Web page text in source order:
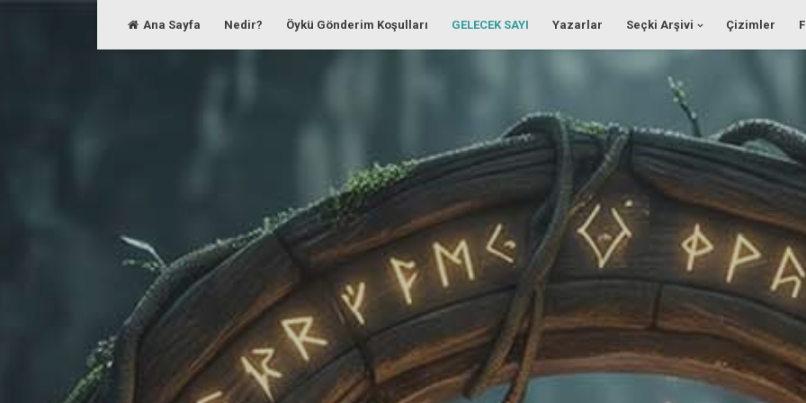
Ana Sayfa Nedir? Öykü Gönderim Koşulları GELECEK SAYI Yazarlar Seçki Arşivi Çizimler